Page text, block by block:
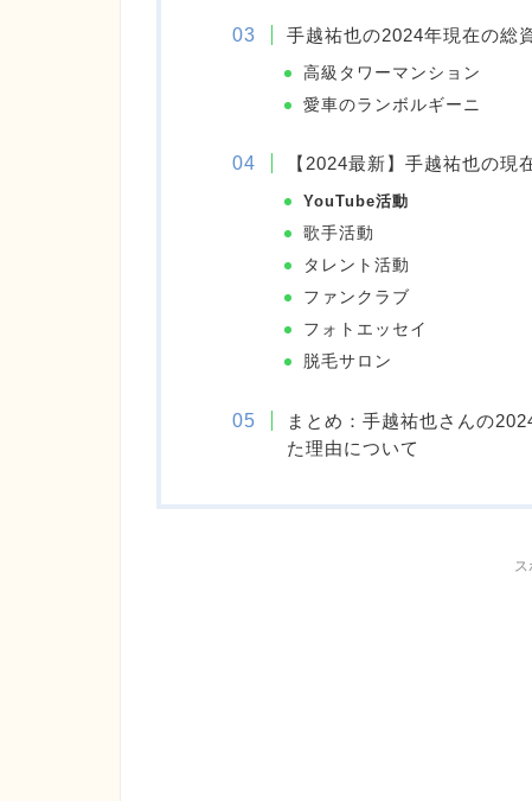
手越祐也の2024年現在の総
高級タワーマンション
愛車のランボルギーニ
【2024最新】手越祐也の現
YouTube活動
歌手活動
タレント活動
ファンクラブ
フォトエッセイ
脱毛サロン
まとめ：手越祐也さんの
た理由について
ス